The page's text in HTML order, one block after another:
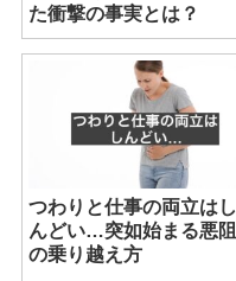
た衝撃の事実とは？
つわりと仕事の両立はし
んどい…突如始まる悪阻
の乗り越え方